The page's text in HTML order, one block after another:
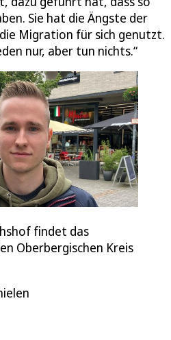
Sie hat die Ängste der
Migration für sich genutzt.
nur, aber tun nichts.“
findet das
Oberbergischen Kreis